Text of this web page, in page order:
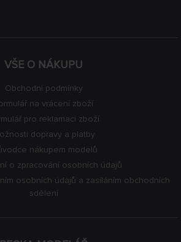
VŠE O NÁKUPU
Obchodní podmínky
na vrácení zboží
pro reklamaci zboží
dopravy a platby
nákupem modelů
o zpracování osobních údajů
osobních údajů a zasíláním obchodních
sdělení